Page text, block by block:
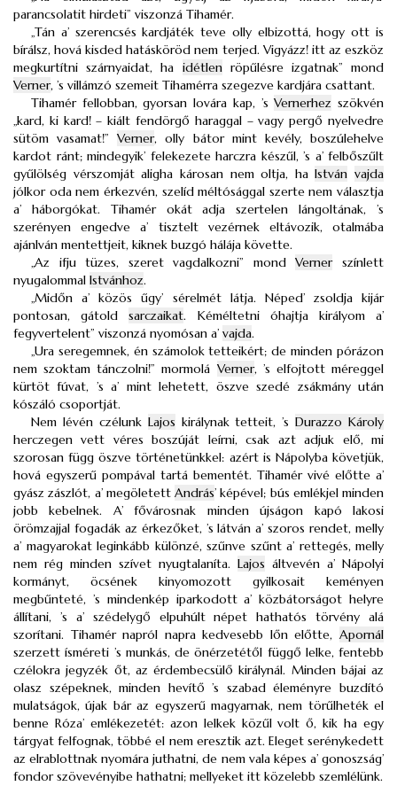
parancsolatit hirdeti” viszonzá Tihamér.
„Tán a’ szerencsés kardjáték teve olly elbizottá, hogy ott is
bírálsz, hová kisded hatásköröd nem terjed. Vigyázz! itt az eszköz
megkurtítni szárnyaidat, ha idétlenröpűlésre izgatnak” mond
Verner, ’s villámzó szemeit Tihamérra szegezve kardjára csattant.
Tihamér fellobban, gyorsan lovára kap, ’sVernerhez szökvén
„kard, ki kard! – kiált fendörgő haraggal – vagy pergő nyelvedre
sütöm vasamat!”Verner, olly bátor mint kevély, boszúlehelve
kardot ránt; mindegyik’ felekezete harczra készűl, ’s a’ felbőszűlt
gyűlölség vérszomját aligha károsan nem oltja, haIstván vajda
jólkor oda nem érkezvén, szelíd méltósággal szerte nem választja
a’ háborgókat. Tihamér okát adja szertelen lángoltának, ’s
szerényen engedve a’ tisztelt vezérnek eltávozik, otalmába
ajánlván mentettjeit, kiknek buzgó hálája követte.
„Az ifju tüzes, szeret vagdalkozni” mondVernerszínlett
nyugalommal Istvánhoz.
„Midőn a’ közös űgy’ sérelmét látja. Néped’ zsoldja kijár
pontosan, gátoldsarczaikat. Kéméltetni óhajtja királyom a’
fegyvertelent” viszonzá nyomósan a’ vajda.
„Ura seregemnek, én számolok tetteikért; de minden pórázon
nem szoktam tánczolni!” mormolá Verner, ’s elfojtott méreggel
kürtöt fúvat, ’s a’ mint lehetett, öszve szedé zsákmány után
kószáló csoportját.
Nem lévén czélunk Lajos királynak tetteit, ’sDurazzo Károly
herczegen vett véres boszúját leírni, csak azt adjuk elő, mi
szorosan függ öszve történetünkkel: azért is Nápolyba követjük,
hová egyszerű pompával tartá bementét. Tihamér vivé előtte a’
gyász zászlót, a’ megöletett András’ képével; bús emlékjel minden
jobb kebelnek. A’ fővárosnak minden újságon kapó lakosi
örömzajjal fogadák az érkezőket, ’s látván a’ szoros rendet, melly
a’ magyarokat leginkább különzé, szűnve szűnt a’ rettegés, melly
nem rég minden szívet nyugtalaníta. Lajos áltvevén a’ Nápolyi
kormányt, öcsének kinyomozott gyilkosait keményen
megbűnteté, ’s mindenkép iparkodott a’ közbátorságot helyre
állítani, ’s a’ szédelygő elpuhúlt népet hathatós törvény alá
szorítani. Tihamér napról napra kedvesebb lőn előtte, Apornál
szerzett ísméreti ’s munkás, de önérzetétől függő lelke, fentebb
czélokra jegyzék őt, az érdembecsülő királynál. Minden bájai az
olasz szépeknek, minden hevítő ’s szabad éleményre buzdító
mulatságok, újak bár az egyszerű magyarnak, nem törűlheték el
benne Róza’ emlékezetét: azon lelkek közűl volt ő, kik ha egy
tárgyat felfognak, többé el nem eresztik azt. Eleget serénykedett
az elrablottnak nyomára juthatni, de nem vala képes a’ gonoszság’
fondor szövevényibe hathatni; mellyeket itt közelebb szemlélünk.